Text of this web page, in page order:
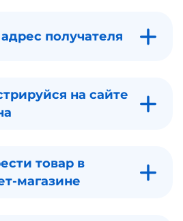
получателя
на сайте
товар в
магазине